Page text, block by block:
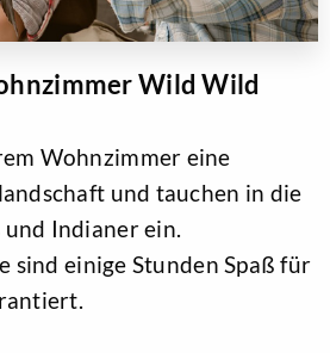
Wild Wild
Wohnzimmer eine
und tauchen in die
Indianer ein.
sind einige Stunden Spaß für